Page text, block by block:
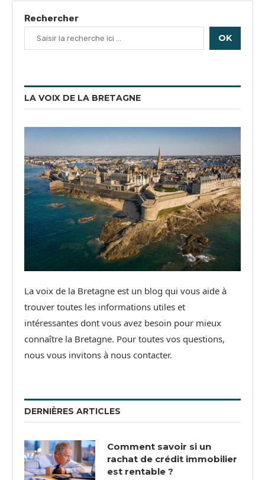
Rechercher
OK
LA VOIX DE LA BRETAGNE
La voix de la Bretagne est un blog qui vous aide à
trouver toutes les informations utiles et
intéressantes dont vous avez besoin pour mieux
connaître la Bretagne. Pour toutes vos questions,
nous vous invitons à nous contacter.
DERNIÈRES ARTICLES
Comment savoir si un
rachat de crédit immobilier
est rentable ?